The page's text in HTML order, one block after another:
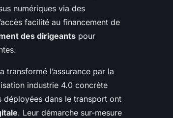
numériques via des
facilité au financement de
des dirigeants pour
transformé l’assurance par la
industrie 4.0 concrète
dans le transport ont
. Leur démarche sur-mesure